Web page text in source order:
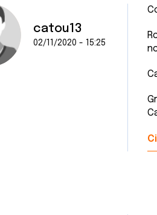
catou13
02/11/2020 - 15:25